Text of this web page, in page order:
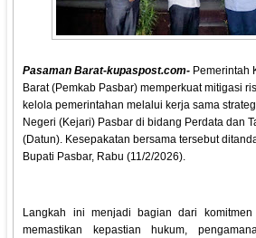
Pasaman Barat-kupaspost.com- Pemerintah
Barat (Pemkab Pasbar) memperkuat mitigasi
kelola pemerintahan melalui kerja sama
Negeri (Kejari) Pasbar di bidang Perdata dan
(Datun). Kesepakatan bersama tersebut
Bupati Pasbar, Rabu (11/2/2026).
Langkah ini menjadi bagian dari
memastikan kepastian hukum,